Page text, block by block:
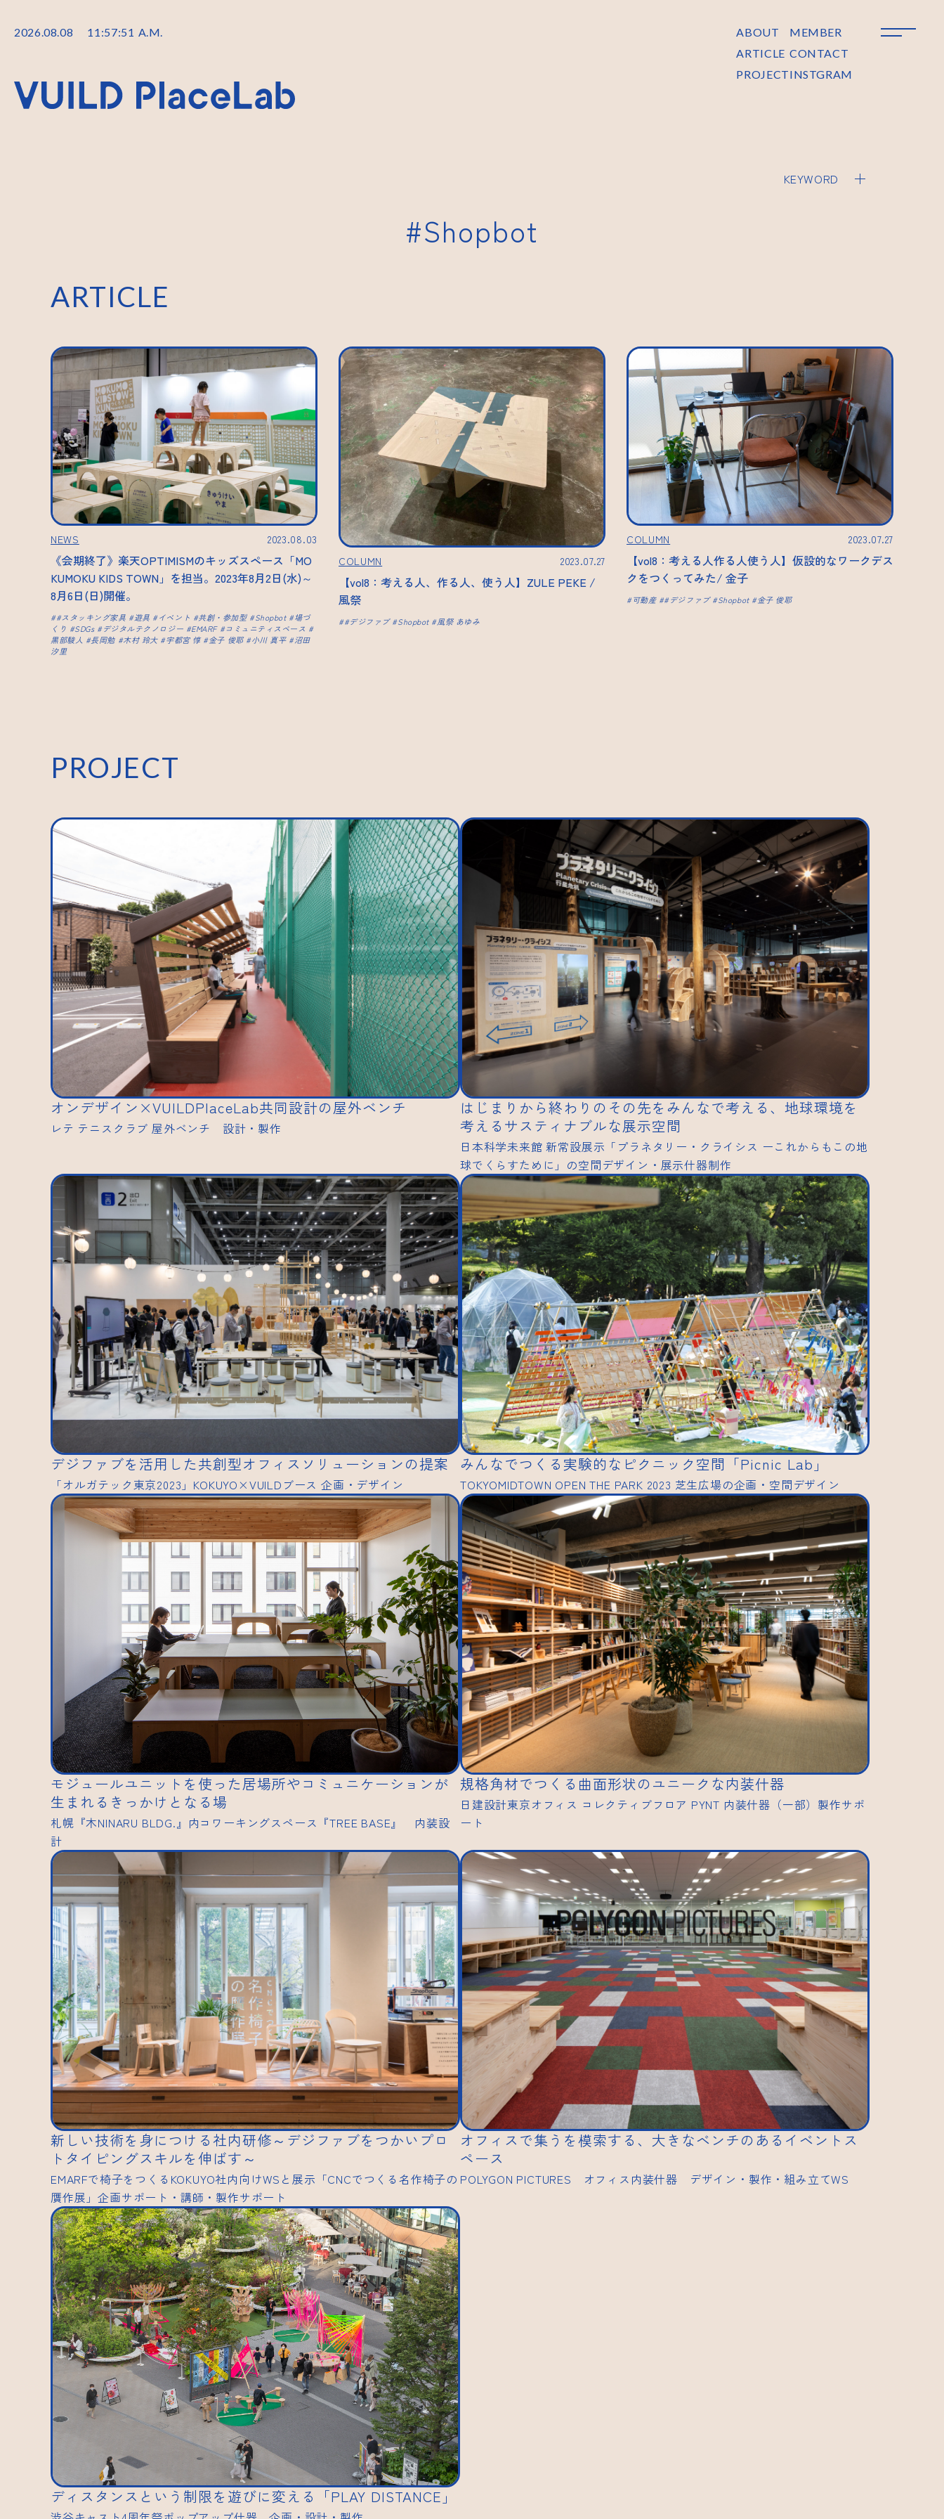
2026.08.08 11 :57:53 A.M.
ABOUT
ARTICLE
PROJECT
MEMBER
CONTACT
INSTGRAM
KEYWORD
#Shopbot
ARTICLE
NEWS 2023.08.03
《会期終了》楽天OPTIMISMのキッズスペース「MO
KUMOKU KIDS TOWN」を担当。2023年8月2日(水)～
8月6日(日)開催。
#スタッキング家具 遊具 イベント 共創・参加型 Shopbot
場づ
くり
SDGs デジタルテクノロジー EMARF
コミュニティスペース
黒部駿人
長岡勉 木村 玲大 宇都宮 惇 金子 俊耶 小川 真平
沼田
汐里
COLUMN 2023.07.27
【vol8：考える人、作る人、使う人】ZULE PEKE /
風祭
#デジファブ Shopbot 風祭 あゆみ
COLUMN 2023.07.27
【vol8：考える人作る人使う人】仮設的なワークデス
クをつくってみた/ 金子
可動産 #デジファブ Shopbot 金子 俊耶
PROJECT
オンデザイン×VUILDPlaceLab共同設計の屋外ベンチ
レテ テニスクラブ 屋外ベンチ 設計・製作
はじまりから終わりのその先をみんなで考える、地球環境を
考えるサスティナブルな展示空間
日本科学未来館 新常設展示「プラネタリー・クライシス ーこれからもこの地
球でくらすために」の空間デザイン・展示什器制作
デジファブを活用した共創型オフィスソリューションの提案
「オルガテック東京2023」KOKUYO×VUILDブース 企画・デザイン
みんなでつくる実験的なピクニック空間「Picnic Lab」
TOKYOMIDTOWN OPEN THE PARK 2023 芝生広場の企画・空間デザイン
モジュールユニットを使った居場所やコミュニケーションが
生まれるきっかけとなる場
札幌『木NINARU BLDG.』内コワーキングスペース『TREE BASE』 内装設
計
規格角材でつくる曲面形状のユニークな内装什器
日建設計東京オフィス コレクティブフロア PYNT 内装什器（一部）製作サポ
ート
新しい技術を身につける社内研修～デジファブをつかいプロ
トタイピングスキルを伸ばす～
EMARFで椅子をつくるKOKUYO社内向けWSと展示「CNCでつくる名作椅子の
贋作展」企画サポート・講師・製作サポート
オフィスで集うを模索する、大きなベンチのあるイベントス
ペース
POLYGON PICTURES オフィス内装什器 デザイン・製作・組み立てWS
ディスタンスという制限を遊びに変える「PLAY DISTANCE」